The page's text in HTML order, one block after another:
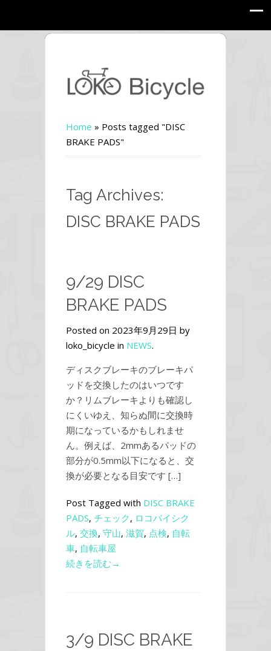
Home » Posts tagged "DISC
BRAKE PADS"
Tag Archives:
DISC BRAKE PADS
9/29 DISC
BRAKE PADS
Posted on 2023年9月29日 by
loko_bicycle in NEWS.
ディスクブレーキのブレーキパ
ッドを交換したのはいつです
か？リムブレーキよりも確認し
にくいゆえ、知らぬ間に交換時
期になっているかもしれませ
ん。例えば、2mmあるパッドの
部分が0.5mm以下になると、交
換が必要となる目安です […]
Post Tagged with DISC BRAKE
PADS, チェック, ロコバイシク
ル, 交換, 守山, 滋賀, 点検, 自転
車, 自転車屋
続きを読む→
3/9 DISC BRAKE